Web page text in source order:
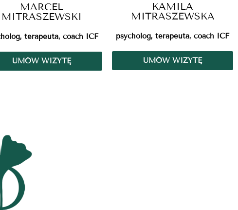
MARCEL
MITRASZEWSKI
terapeuta, coach ICF
UMÓW WIZYTĘ
KAMILA
MITRASZEWSKA
psycholog, terapeuta, coach ICF
UMÓW WIZYTĘ